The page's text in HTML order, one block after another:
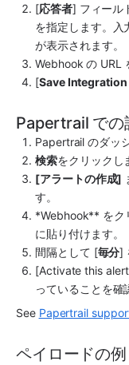
[応答者] フィール
を指定します。入
が表示されます。
Webhook の URL
[Save Integration
Papertrail での
Papertrail のダッ
検索をクリックし
[アラートの作成]
す。
*Webhook** をク
に貼り付けます。
間隔として [毎分]
[Activate this
っていることを確
See Papertrail
ペイロードの例